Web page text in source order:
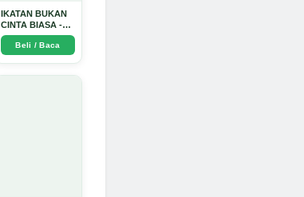
IKATAN BUKAN
CINTA BIASA -
Arda Dinata
Beli / Baca